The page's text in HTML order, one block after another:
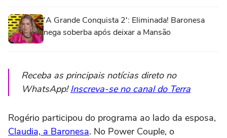
'A Grande Conquista 2': Eliminada! Baronesa
nega soberba após deixar a Mansão
Receba as principais notícias direto no
WhatsApp!Inscreva-se no canal do Terra
Rogério participou do programa ao lado da esposa,
Claudia, a Baronesa. No Power Couple, o